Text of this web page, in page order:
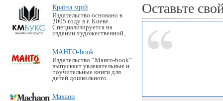
Країна мрій
Издательство основано в
2005 году в г. Киеве.
Специализируется на
издании художественной,...
МАНГО-book
Издательство “Манго-book”
выпускает увлекательные и
поучительные книги для
детей дошкольного...
Махаон
Оставьте